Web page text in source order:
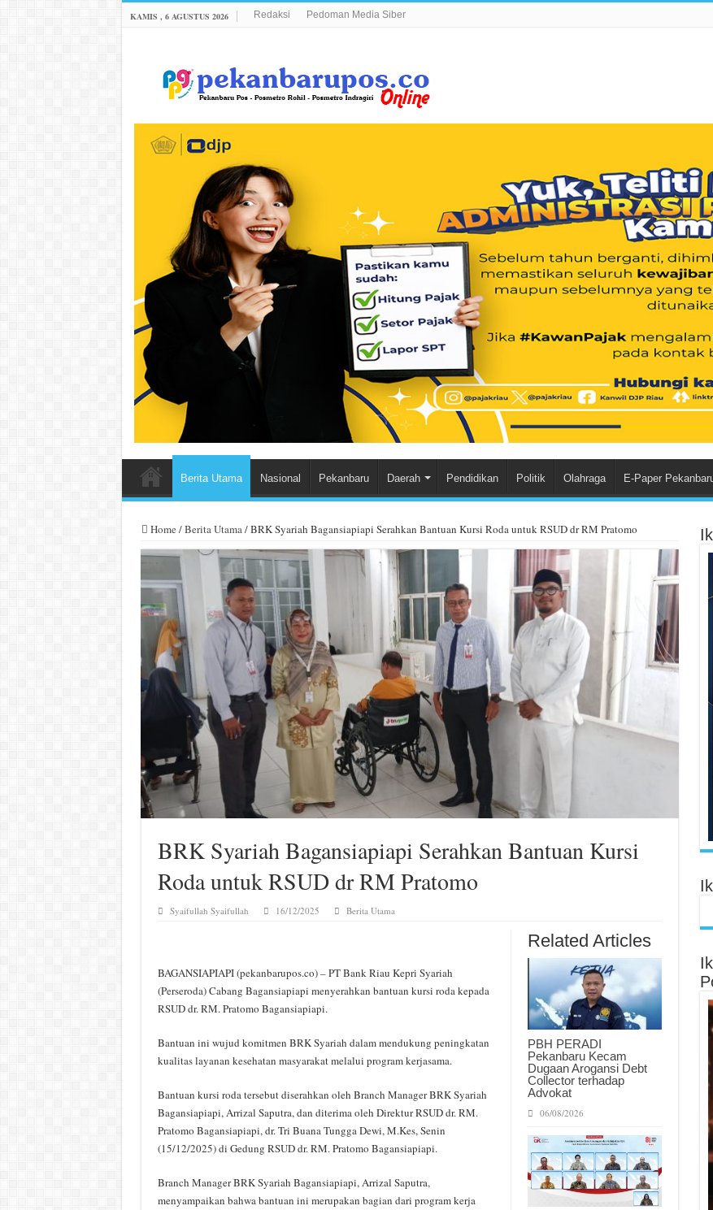
KAMIS , 6 AGUSTUS 2026 Redaksi Pedoman Media Siber
Berita Utama Nasional Pekanbaru Daerah Pendidikan Politik Olahraga E-Paper
Home /Berita Utama/BRK Syariah Bagansiapiapi Serahkan Bantuan Kursi Roda untuk RSUD dr RM Pratomo
BRK Syariah Bagansiapiapi Serahkan Bantuan Kursi
Roda untuk RSUD dr RM Pratomo
Syaifullah Syaifullah 16/12/2025 Berita Utama
Related Articles
PBH PERADI
Pekanbaru Kecam
Dugaan Arogansi Debt
Collector terhadap
Advokat
06/08/2026
BAGANSIAPIAPI (pekanbarupos.co) – PT Bank Riau Kepri Syariah
(Perseroda) Cabang Bagansiapiapi menyerahkan bantuan kursi roda kepada
RSUD dr. RM. Pratomo Bagansiapiapi.
Bantuan ini wujud komitmen BRK Syariah dalam mendukung peningkatan
kualitas layanan kesehatan masyarakat melalui program kerjasama.
Bantuan kursi roda tersebut diserahkan oleh Branch Manager BRK Syariah
Bagansiapiapi, Arrizal Saputra, dan diterima oleh Direktur RSUD dr. RM.
Pratomo Bagansiapiapi, dr. Tri Buana Tungga Dewi, M.Kes, Senin
(15/12/2025) di Gedung RSUD dr. RM. Pratomo Bagansiapiapi.
Branch Manager BRK Syariah Bagansiapiapi, Arrizal Saputra,
menyampaikan bahwa bantuan ini merupakan bagian dari program kerja